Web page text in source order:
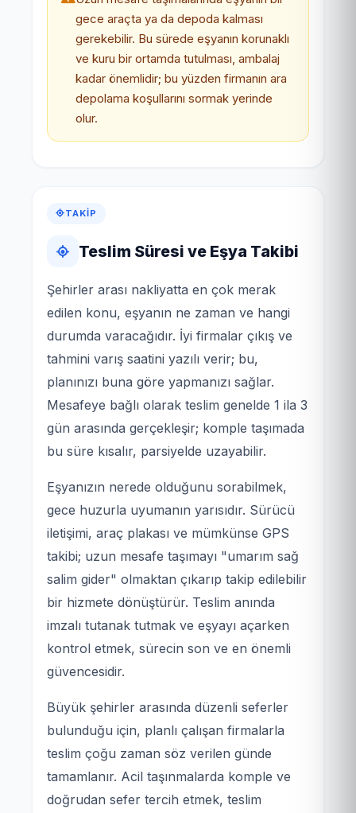
gece araçta ya da depoda kalması
gerekebilir. Bu sürede eşyanın korunaklı
ve kuru bir ortamda tutulması, ambalaj
kadar önemlidir; bu yüzden firmanın ara
depolama koşullarını sormak yerinde
olur.
TAKIP
Teslim Süresi ve Eşya Takibi
Şehirler arası nakliyatta en çok merak
edilen konu, eşyanın ne zaman ve hangi
durumda varacağıdır. İyi firmalar çıkış ve
tahmini varış saatini yazılı verir; bu,
planınızı buna göre yapmanızı sağlar.
Mesafeye bağlı olarak teslim genelde 1 ila 3
gün arasında gerçekleşir; komple taşımada
bu süre kısalır, parsiyelde uzayabilir.
Eşyanızın nerede olduğunu sorabilmek,
gece huzurla uyumanın yarısıdır. Sürücü
iletişimi, araç plakası ve mümkünse GPS
takibi; uzun mesafe taşımayı "umarım sağ
salim gider" olmaktan çıkarıp takip edilebilir
bir hizmete dönüştürür. Teslim anında
imzalı tutanak tutmak ve eşyayı açarken
kontrol etmek, sürecin son ve en önemli
güvencesidir.
Büyük şehirler arasında düzenli seferler
bulunduğu için, planlı çalışan firmalarla
teslim çoğu zaman söz verilen günde
tamamlanır. Acil taşınmalarda komple ve
doğrudan sefer tercih etmek, teslim